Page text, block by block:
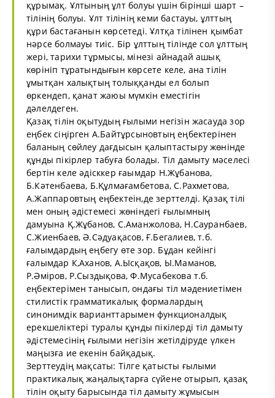
құрымақ. Ұлтының ұлт болуы үшін бірінші шарт –
тілінің болуы. Ұлт тілінің кеми бастауы, ұлттың
құри бастағанын көрсетеді. Ұлтқа тілінен қымбат
нәрсе болмауы тиіс. Бір ұлттың тілінде сол ұлттың
жері, тарихи тұрмысы, мінезі айнадай ашық
көрініп тұратындығын көрсете келе, ана тілін
ұмытқан халықтың толыққанды ел болып
өркендеп, қанат жаюы мүмкін еместігін
дәлелдеген.
Қазақ тілін оқытудың ғылыми негізін жасауда зор
еңбек сіңірген А.Байтұрсыновтың еңбектерінен
баланың сөйлеу дағдысын қалыптастыру жөнінде
құнды пікірлер табуға болады. Тіл дамыту мәселесі
бертін келе әдісккер ғаымдар Н.Жұбанова,
Б.Кәтенбаева, Б.Құлмағамбетова, С.Рахметова,
А.Жаппаровтың еңбектеін,де зерттелді. Қазақ тілі
мен оның әдістемесі жөніндегі ғылымның
дамуына Қ.Жұбанов, С.Аманжолова, Н.Сауранбаев,
С.Жиенбаев, Ә.Сәдуақасов, Ғ.Бегалиев, т.б.
ғалымдардың еңбегу өте зор. Бұдан кейінгі
ғалымдар К,Аханов, А.Ысқақов, Ы.Маманов,
Р.Әміров, Р.Сыздықова, Ф.Мусабекова т.б.
еңбектерімен танысып, ондағы тіл мәдениетімен
стилистік грамматикалық формалардың
синонимдік варианттарымен функционалдық
ерекшеліктері туралы құнды пікілерді тіл дамыту
әдістемесінің ғылыми негізін жетілдіруде үлкен
маңызға ие екенін байқадық.
Зерттеудің мақсаты: Тілге қатысты ғылыми
практикалық жаңалықтарға сүйене отырып, қазақ
тілін оқыту барысында тіл дамыту жұмысын